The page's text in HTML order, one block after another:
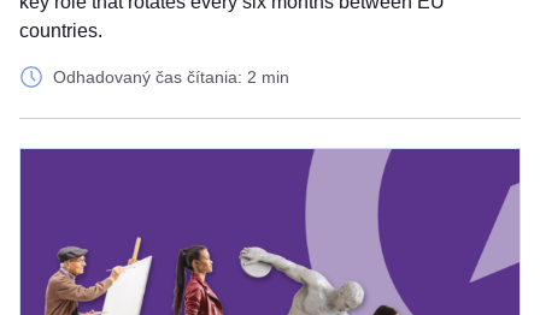
countries.
Odhadovaný čas čítania: 2 min